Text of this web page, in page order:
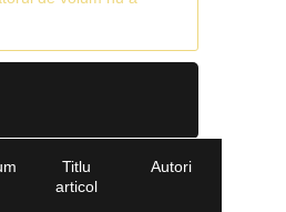
Titlu
articol
Autori